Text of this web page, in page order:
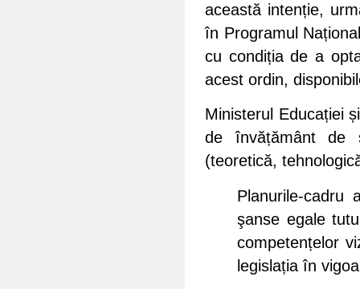
această intenție,
în Programul
cu condiția de a
acest ordin,
Ministerul Educației
de învățământ de
(teoretică,
Planurile-cadru
şanse egale
competențelor
legislația în